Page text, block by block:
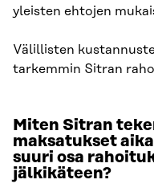
yleisten ehtojen
Välillisten
tarkemmin Sitran
Miten Sitran
maksatukset
suuri osa
jälkikäteen?